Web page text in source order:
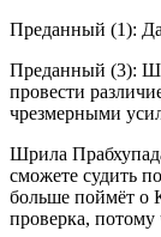
Преданный (1):
Преданный (3):
провести
чрезмерными
Шрила
сможете судить
больше поймёт о
проверка, потому